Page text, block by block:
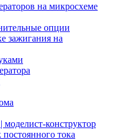
на микросхеме
опции
зажигания на
конструктор
тока